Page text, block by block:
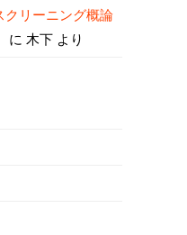
リーニング概論
に 木下 より